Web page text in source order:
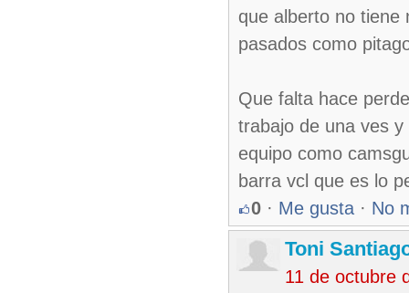
que alberto no tiene
pasados como
Que falta hace
trabajo de una ves
equipo como
barra vcl que es lo
0 · Me gusta · No
Toni
11 de octubre